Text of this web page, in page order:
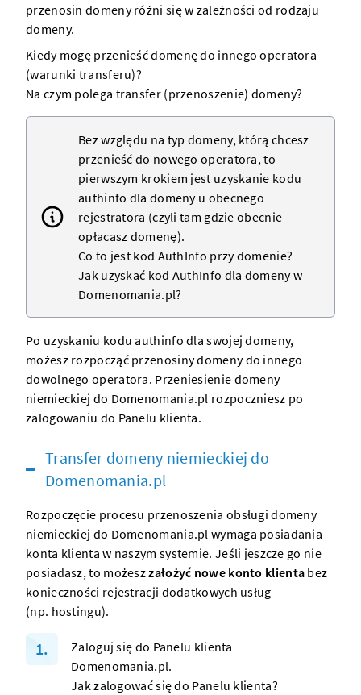
przenosin domeny różni się w zależności od rodzaju
domeny.
Kiedy mogę przenieść domenę do innego operatora
(warunki transferu)?
Na czym polega transfer (przenoszenie) domeny?
Bez względu na typ domeny, którą chcesz
przenieść do nowego operatora, to
pierwszym krokiem jest uzyskanie kodu
authinfo dla domeny u obecnego
rejestratora (czyli tam gdzie obecnie
opłacasz domenę).
Co to jest kod AuthInfo przy domenie?
Jak uzyskać kod AuthInfo dla domeny w
Domenomania.pl?
Po uzyskaniu kodu authinfo dla swojej domeny,
możesz rozpocząć przenosinydomenydo innego
dowolnego operatora. Przeniesienie domeny
niemieckiej do Domenomania.pl rozpoczniesz po
zalogowaniu do Panelu klienta.
Transfer domeny niemieckiej do
Domenomania.pl
Rozpoczęcie procesu przenoszenia obsługi domeny
niemieckiej do Domenomania.pl wymaga posiadania
konta klienta w naszym systemie. Jeśli jeszcze go nie
posiadasz, to możeszzałożyć nowe konto klienta bez
konieczności rejestracji dodatkowych usług
(np. hostingu).
Zaloguj się do Panelu klienta
Domenomania.pl.
Jak zalogować się do Panelu klienta?